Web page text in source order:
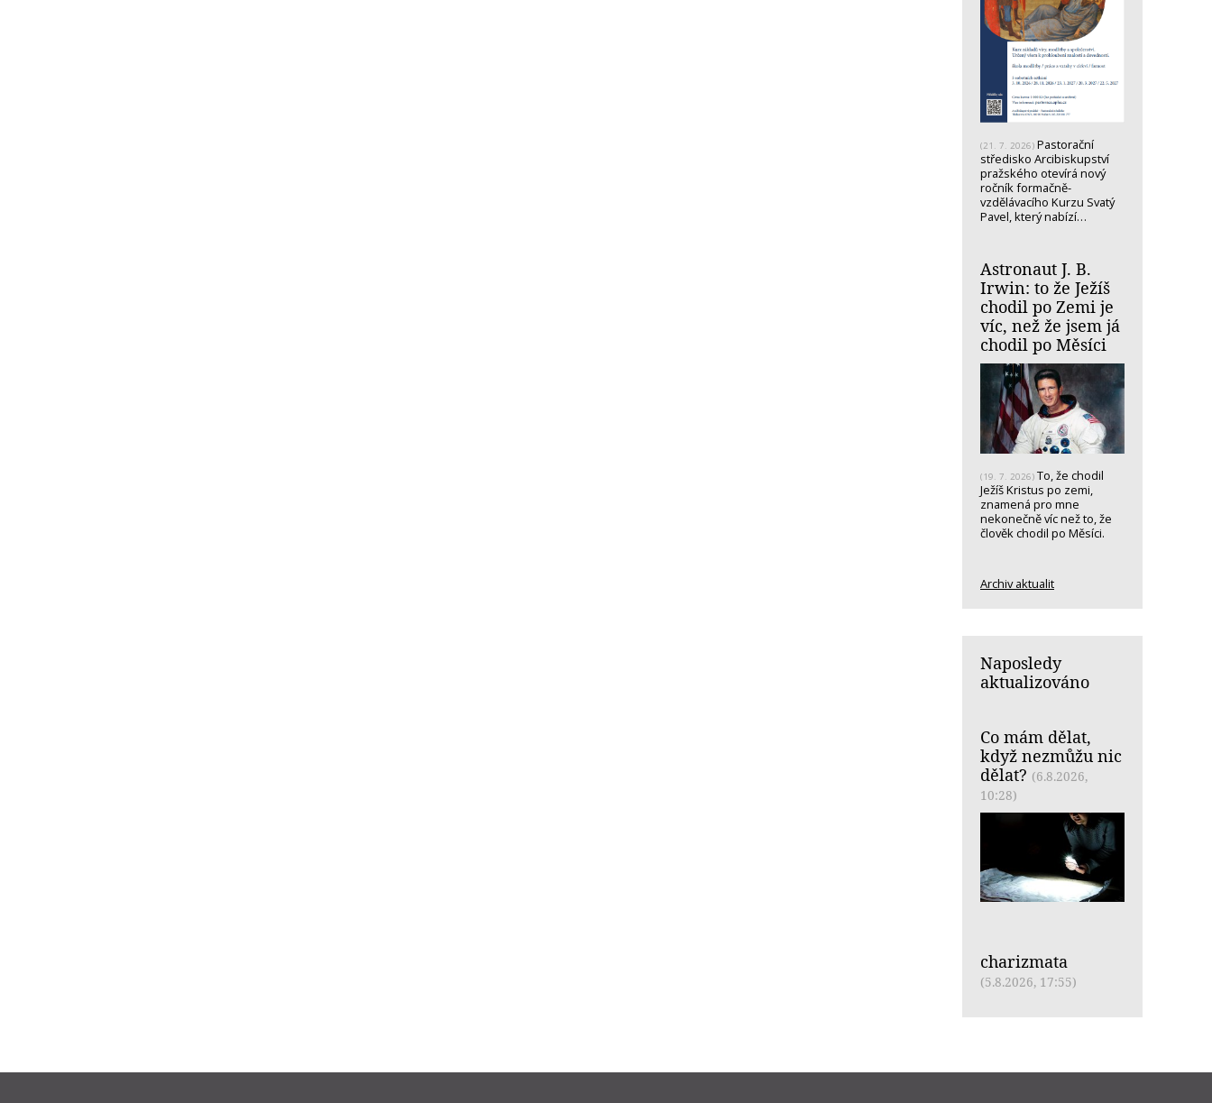
(21. 7. 2026) Pastorační
středisko Arcibiskupství
pražského otevírá nový
ročník formačně-
vzdělávacího Kurzu Svatý
Pavel, který nabízí…
Astronaut J. B.
Irwin: to že Ježíš
chodil po Zemi je
víc, než že jsem já
chodil po Měsíci
(19. 7. 2026) To, že chodil
Ježíš Kristus po zemi,
znamená pro mne
nekonečně víc než to, že
člověk chodil po Měsíci.
Archiv aktualit
Naposledy
aktualizováno
Co mám dělat,
když nezmůžu nic
dělat? (6.8.2026,
10:28)
charizmata
(5.8.2026, 17:55)